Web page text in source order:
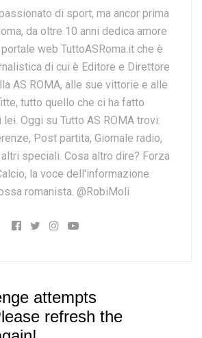
di sport, ma ancor prima
da oltre 10 anni dedica amore
web TuttoASRoma.it che è
di cui è Editore e Direttore
AS ROMA, alle sue vittorie e alle
tutto quello che ci ha fatto
lei. Oggi su Tutto AS ROMA trovi:
Post partita, Giornale radio,
speciali. Cosa altro dire? Forza
la voce dell'informazione
romanista. @RobiMoli